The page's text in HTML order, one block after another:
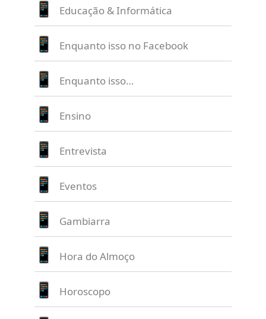
Educação & Informática
Enquanto isso no Facebook
Enquanto isso…
Ensino
Entrevista
Eventos
Gambiarra
Hora do Almoço
Horoscopo